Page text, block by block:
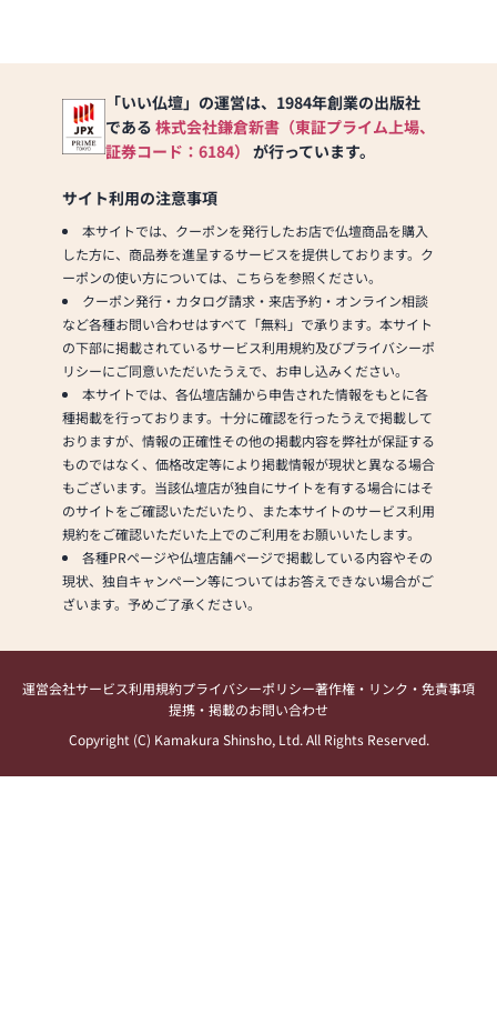
「いい仏壇」の運営は、1984年創業の出版社
である 株式会社鎌倉新書（東証プライム上場、
証券コード：6184） が行っています。
サイト利用の注意事項
本サイトでは、クーポンを発行したお店で仏壇商品を購入
した方に、商品券を進呈するサービスを提供しております。ク
ーポンの使い方については、こちらを参照ください。
クーポン発行・カタログ請求・来店予約・オンライン相談
など各種お問い合わせはすべて「無料」で承ります。本サイト
の下部に掲載されているサービス利用規約及びプライバシーポ
リシーにご同意いただいたうえで、お申し込みください。
本サイトでは、各仏壇店舗から申告された情報をもとに各
種掲載を行っております。十分に確認を行ったうえで掲載して
おりますが、情報の正確性その他の掲載内容を弊社が保証する
ものではなく、価格改定等により掲載情報が現状と異なる場合
もございます。当該仏壇店が独自にサイトを有する場合にはそ
のサイトをご確認いただいたり、また本サイトのサービス利用
規約をご確認いただいた上でのご利用をお願いいたします。
各種PRページや仏壇店舗ページで掲載している内容やその
現状、独自キャンペーン等についてはお答えできない場合がご
ざいます。予めご了承ください。
運営会社サービス利用規約プライバシーポリシー著作権・リンク・免責事項
提携・掲載のお問い合わせ
Copyright (C) Kamakura Shinsho, Ltd. All Rights Reserved.